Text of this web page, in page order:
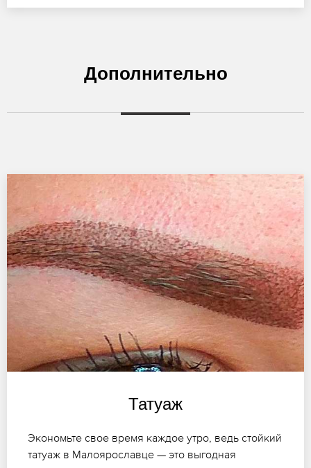
Дополнительно
Татуаж
Экономьте свое время каждое утро, ведь стойкий
татуаж в Малоярославце — это выгодная